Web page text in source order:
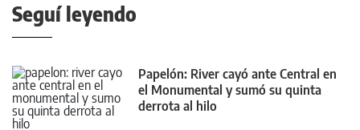
Seguí leyendo
Papelón: River cayó ante Central en
el Monumental y sumó su quinta
derrota al hilo